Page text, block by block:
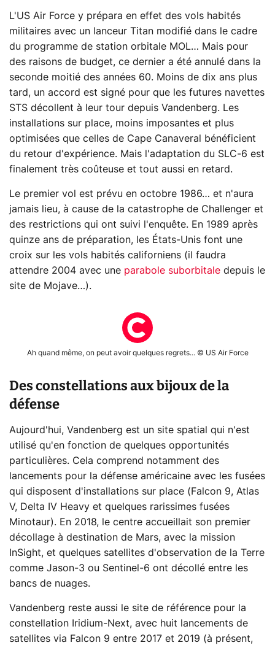
L'US Air Force y prépara en effet des vols habités
militaires avec un lanceur Titan modifié dans le cadre
du programme de station orbitale MOL… Mais pour
des raisons de budget, ce dernier a été annulé dans la
seconde moitié des années 60. Moins de dix ans plus
tard, un accord est signé pour que les futures navettes
STS décollent à leur tour depuis Vandenberg. Les
installations sur place, moins imposantes et plus
optimisées que celles de Cape Canaveral bénéficient
du retour d'expérience. Mais l'adaptation du SLC-6 est
finalement très coûteuse et tout aussi en retard.
Le premier vol est prévu en octobre 1986… et n'aura
jamais lieu, à cause de la catastrophe de Challenger et
des restrictions qui ont suivi l'enquête. En 1989 après
quinze ans de préparation, les États-Unis font une
croix sur les vols habités californiens (il faudra
attendre 2004 avec une parabole suborbitale depuis le
site de Mojave…).
Ah quand même, on peut avoir quelques regrets... © US Air Force
Des constellations aux bijoux de la
défense
Aujourd'hui, Vandenberg est un site spatial qui n'est
utilisé qu'en fonction de quelques opportunités
particulières. Cela comprend notamment des
lancements pour la défense américaine avec les fusées
qui disposent d'installations sur place (Falcon 9, Atlas
V, Delta IV Heavy et quelques rarissimes fusées
Minotaur). En 2018, le centre accueillait son premier
décollage à destination de Mars, avec la mission
InSight, et quelques satellites d'observation de la Terre
comme Jason-3 ou Sentinel-6 ont décollé entre les
bancs de nuages.
Vandenberg reste aussi le site de référence pour la
constellation Iridium-Next, avec huit lancements de
satellites via Falcon 9 entre 2017 et 2019 (à présent,